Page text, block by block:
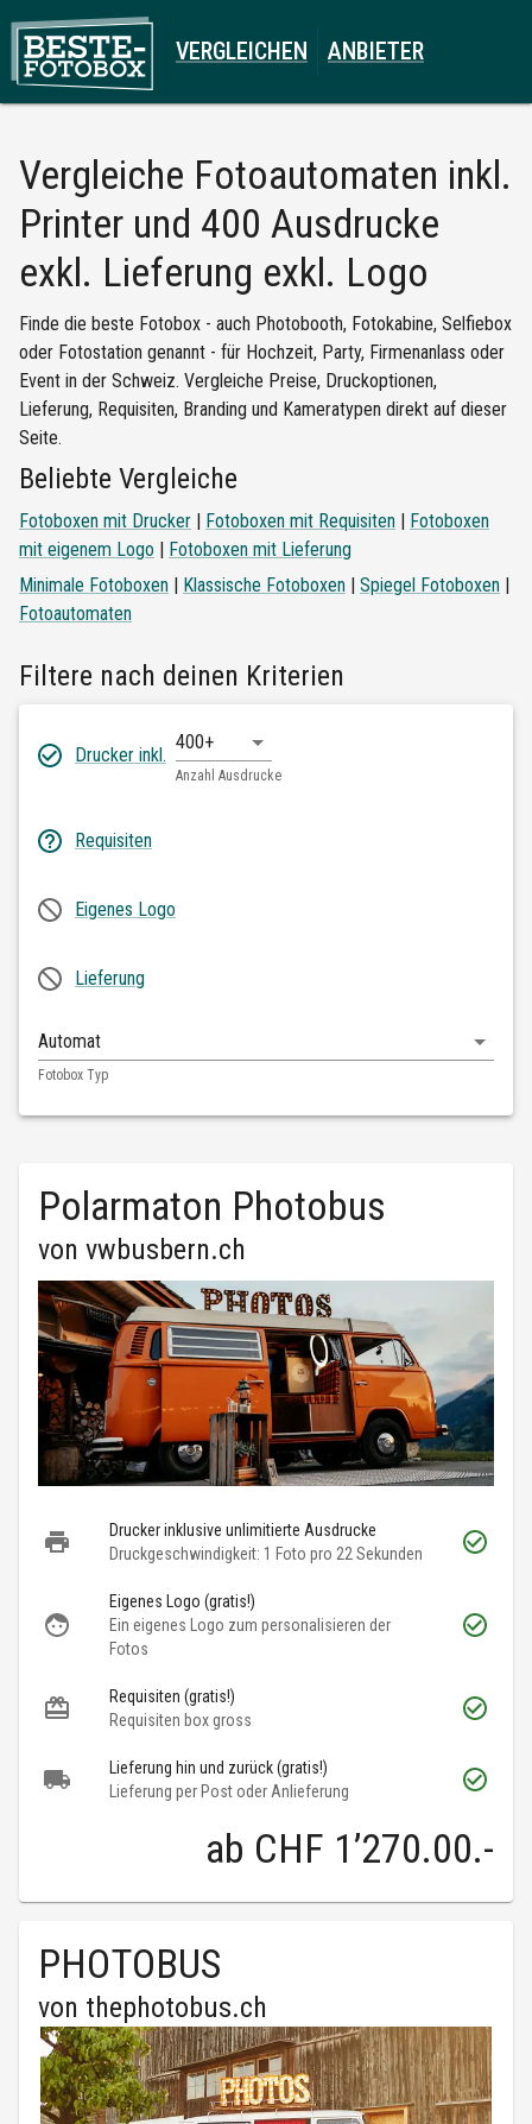
VERGLEICHEN ANBIETER
Vergleiche Fotoautomaten inkl.
Printer und 400 Ausdrucke
exkl. Lieferung exkl. Logo
Finde die beste Fotobox - auch Photobooth, Fotokabine, Selfiebox
oder Fotostation genannt - für Hochzeit, Party, Firmenanlass oder
Event in der Schweiz. Vergleiche Preise, Druckoptionen,
Lieferung, Requisiten, Branding und Kameratypen direkt auf dieser
Seite.
Beliebte Vergleiche
Fotoboxen mit Drucker Fotoboxen mit Requisiten
Fotoboxen
mit eigenem Logo
Fotoboxen mit Lieferung
Minimale Fotoboxen | Klassische Fotoboxen | Spiegel Fotoboxen |
Fotoautomaten
Filtere nach deinen Kriterien
Drucker inkl.
400+
Anzahl Ausdrucke
Requisiten
Eigenes Logo
Lieferung
Automat
Fotobox Typ
Polarmaton Photobus
von vwbusbern.ch
Drucker inklusive unlimitierte Ausdrucke
Druckgeschwindigkeit: 1 Foto pro 22 Sekunden
Eigenes Logo (gratis!)
Ein eigenes Logo zum personalisieren der
Fotos
Requisiten (gratis!)
Requisiten box gross
Lieferung hin und zurück (gratis!)
Lieferung per Post oder Anlieferung
ab CHF 1’270.00.-
PHOTOBUS
von thephotobus.ch